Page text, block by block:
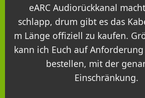
eARC Audiorückkanal
schlapp, drum gibt es das
m Länge offiziell zu kaufen.
kann ich Euch auf
bestellen, mit der
Einschränkung.